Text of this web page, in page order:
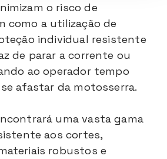
o risco de
como a utilização de
individual resistente
de parar a corrente ou
ao operador tempo
afastar da motosserra.
uma vasta gama
aos cortes,
robustos e